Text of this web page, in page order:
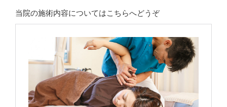
当院の施術内容についてはこちらへどうぞ